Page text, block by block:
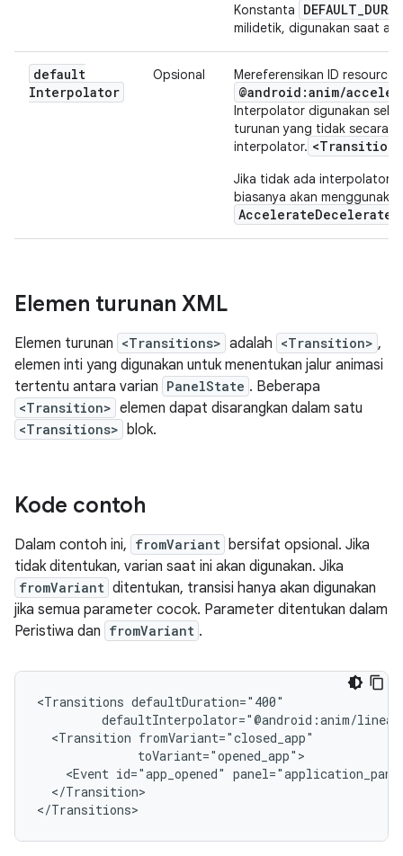
Konstanta
milidetik, digunakan saat
default
Interpolator
Opsional Mereferensikan ID resource
@android:anim/
Interpolator digunakan
turunan yang tidak secara
interpolator. <Transition>
Jika tidak ada interpolator
biasanya akan menggunakan
Elemen turunan XML
Elemen turunan <Transitions> adalah <Transition> ,
elemen inti yang digunakan untuk menentukan jalur animasi
tertentu antara varian PanelState . Beberapa
<Transition> elemen dapat disarangkan dalam satu
<Transitions> blok.
Kode contoh
Dalam contoh ini, fromVariant bersifat opsional. Jika
tidak ditentukan, varian saat ini akan digunakan. Jika
fromVariant ditentukan, transisi hanya akan digunakan
jika semua parameter cocok. Parameter ditentukan dalam
Peristiwa dan fromVariant .
<Transitions
<Transition
<Event id="app_opened"
</Transition>